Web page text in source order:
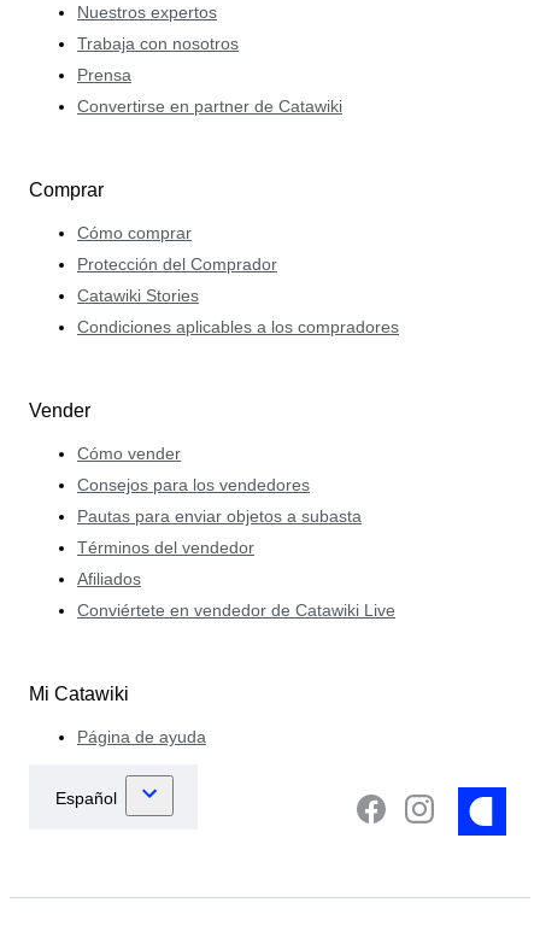
Nuestros expertos
Trabaja con nosotros
Prensa
Convertirse en partner de Catawiki
Comprar
Cómo comprar
Protección del Comprador
Catawiki Stories
Condiciones aplicables a los compradores
Vender
Cómo vender
Consejos para los vendedores
Pautas para enviar objetos a subasta
Términos del vendedor
Afiliados
Conviértete en vendedor de Catawiki Live
Mi Catawiki
Página de ayuda